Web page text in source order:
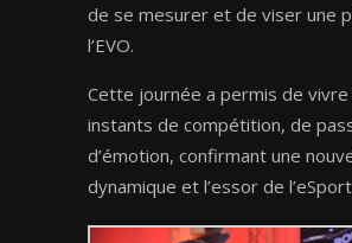
de se mesurer et de viser une
l’EVO.
Cette journée a permis de vivre
instants de compétition, de
d’émotion, confirmant une
dynamique et l’essor de